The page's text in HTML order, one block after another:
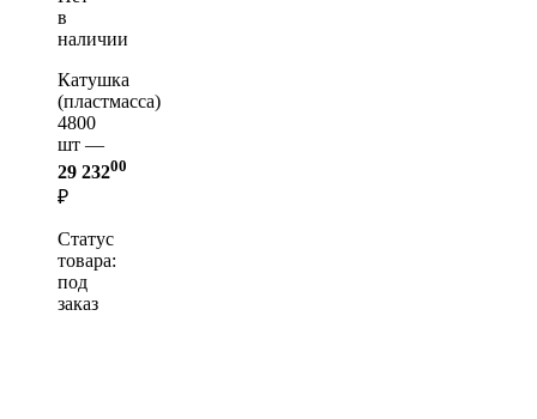
в
наличии
Катушка
(пластмасса)
4800
шт —
29 23200
₽
Статус
товара:
под
заказ